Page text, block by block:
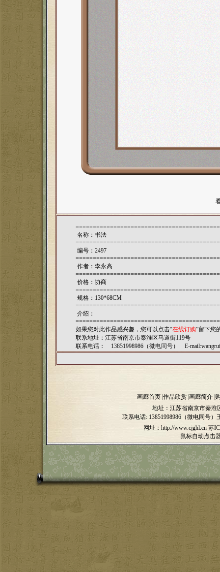
名称：书法
编号：2497
作者： 李永高
价格：协商
规格：130*68CM
介绍：
如果您对此作品感兴趣，您可以点击“在线订购”留下您
联系地址：江苏省南京市秦淮区马道街119号
联系电话： 13851998986（微电同号） E-mail:
画廊首页 作品欣赏 画廊简介
地址：江苏省南京市秦淮
联系电话: 13851998986（微电同号）
网址：http://www.cjghl.cn 苏
鼠标自动点击